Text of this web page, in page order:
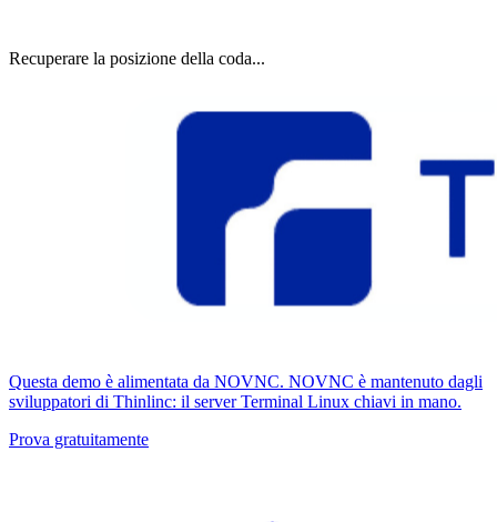
Recuperare la posizione della coda...
Questa demo è alimentata da NOVNC. NOVNC è mantenuto dagli
sviluppatori di Thinlinc: il server Terminal Linux chiavi in ​​mano.
Prova gratuitamente